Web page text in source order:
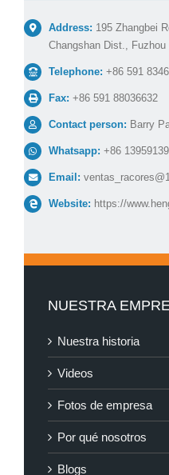
Address: 195 Zhangbei
Changshan Dist.,
Telephone: +86 591
Fax: +86 591 88036632
Contact person: Barry
Whatsapp: +86
Email:
Website: https://
NUESTRA
Nuestra historia
Videos
Fotos de empresa
Por qué nosotros
Blogs